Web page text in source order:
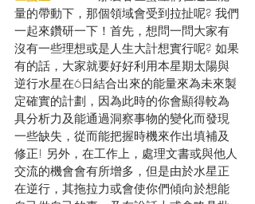
量的帶動下，那個領域會受到拉扯呢? 我們
一起來鑽研一下！首先，想問一問大家有
沒有一些理想或是人生大計想實行呢? 如果
有的話，大家就要好好利用本星期太陽與
逆行水星在6日結合出來的能量來為未來製
定確實的計劃，因為此時的你會顯得較為
具分析力及能通過洞察事物的變化而發現
一些缺失，從而能把握時機來作出填補及
修正! 另外，在工作上，處理文書或與他人
交流的機會會有所增多，但是由於水星正
在逆行，其拖拉力或會使你們傾向於想能